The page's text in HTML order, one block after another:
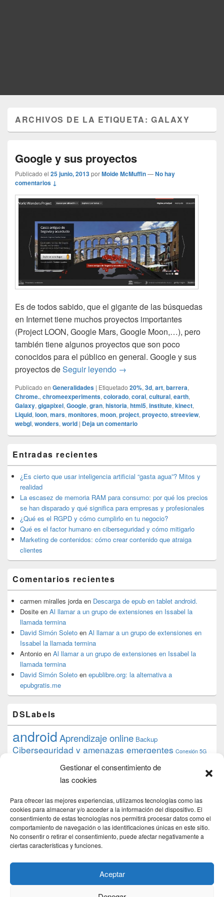
Gestionar el consentimiento de
las cookies
Para ofrecer las mejores experiencias, utilizamos tecnologías como las
cookies para almacenar y/o acceder a la información del dispositivo. El
consentimiento de estas tecnologías nos permitirá procesar datos como el
comportamiento de navegación o las identificaciones únicas en este sitio.
No consentir o retirar el consentimiento, puede afectar negativamente a
ciertas características y funciones.
Aceptar
ARCHIVOS DE LA ETIQUETA:GALAXY
Google y sus proyectos
Publicado el 25 junio, 2013porMoide McMuffin—No hay
comentarios ↓
Es de todos sabido, que el gigante de las búsquedas
en Internet tiene muchos proyectos importantes
(Project LOON, Google Mars, Google Moon,…), pero
también tiene algunos proyectos que son poco
conocidos para el público en general. Google y sus
proyectos deSeguir leyendo Google y sus proyectos
→
Publicado en Generalidades | Etiquetado 20%, 3d, art, barrera,
Chrome., chromeexperiments, colorado, coral, cultural, earth,
Galaxy, gigapixel, Google, gran, historia, html5, institute, kinect,
Liquid, loon, mars, monitores, moon, project, proyecto, streeview,
webgl, wonders, world | Deja un comentario
área
de
widget
barra
lateral
primaria
Entradas recientes
¿Es cierto que usar inteligencia artificial “gasta agua”? Mitos y
realidad
La escasez de memoria RAM para consumo: por qué los precios
se han disparado y qué significa para empresas y profesionales
¿Qué es el RGPD y cómo cumplirlo en tu negocio?
Qué es el factor humano en ciberseguridad y cómo mitigarlo
Marketing de contenidos: cómo crear contenido que atraiga
clientes
Comentarios recientes
carmen miralles jorda en Descarga de epub en tablet android.
Dosite en Al llamar a un grupo de extensiones en Issabel la
llamada termina
David Simón Soleto en Al llamar a un grupo de extensiones en
Issabel la llamada termina
Antonio en Al llamar a un grupo de extensiones en Issabel la
llamada termina
David Simón Soleto en epublibre.org: la alternativa a
epubgratis.me
DSLabels
androidAprendizaje online Backup
Ciberseguridad y amenazas emergentes Conexión 5G
datos debian desarrollo web
Formación Google
iphone
proyecto PS4 python Raspberryraspberrypi
raspbian review Servidor Web Sostenibilidad
tecnológicaTecnología torrent
transmissiontutorial ubuntu server Windows